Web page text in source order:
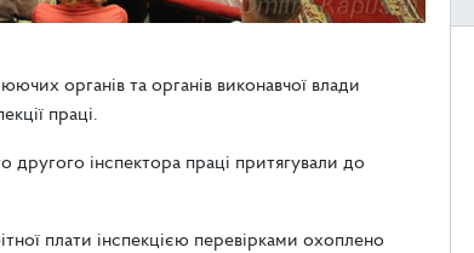
органів та органів виконавчої влади
праці.
інспектора праці притягували до
плати інспекцією перевірками охоплено